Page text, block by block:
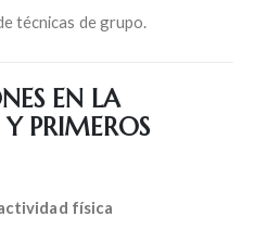
técnicas de grupo.
EN LA
PRIMEROS
física